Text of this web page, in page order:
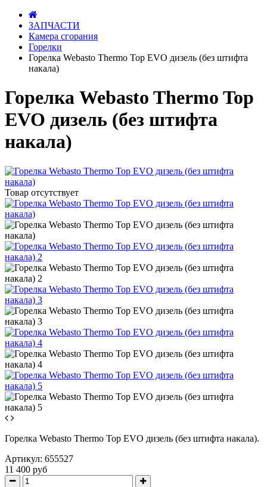
ЗАПЧАСТИ
Камера сгорания
Горелки
Горелка Webasto Thermo Top EVO дизель (без штифта
накала)
Горелка Webasto Thermo Top
EVO дизель (без штифта
накала)
Товар отсутствует
Горелка Webasto Thermo Top EVO дизель (без штифта накала).
Артикул: 655527
11 400 руб